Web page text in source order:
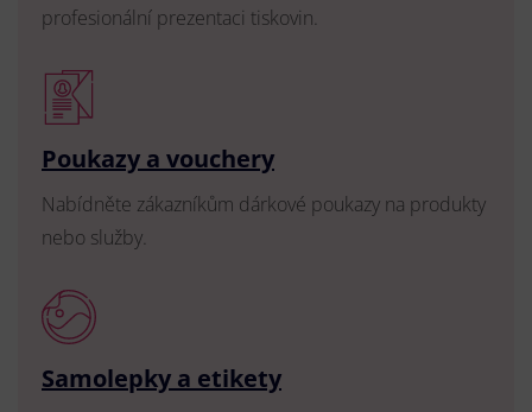
profesionální prezentaci tiskovin.
Poukazy a vouchery
Nabídněte zákazníkům dárkové poukazy na produkty
nebo služby.
Samolepky a etikety